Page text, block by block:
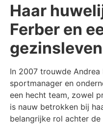
Haar
Ferber en
gezinsleven
In 2007 trouwde Andrea
sportmanager en
een hecht team, zowel
is nauw betrokken bij
belangrijke rol achter de